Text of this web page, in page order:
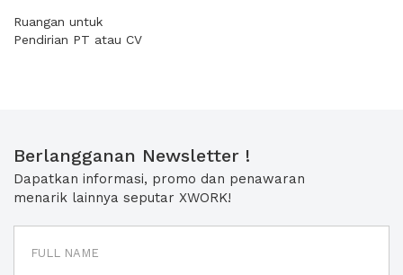
Ruangan untuk
Pendirian PT atau CV
Berlangganan Newsletter !
Dapatkan informasi, promo dan penawaran
menarik lainnya seputar XWORK!